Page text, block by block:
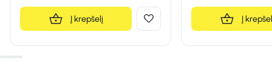
Į krepšelį Į